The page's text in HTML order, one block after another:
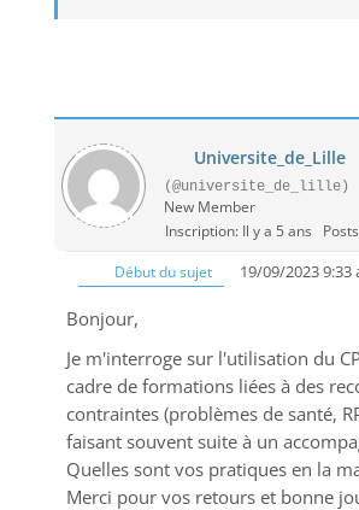
Universite_de_Lille
(@universite_de_lille)
New Member
Inscription: Il y a 5 ans
Début du sujet
19/09/2023 9:33
Bonjour,
Je m'interroge sur l'utilisation du
cadre de formations liées à des
contraintes (problèmes de santé,
faisant souvent suite à un
Quelles sont vos pratiques en la
Merci pour vos retours et bonne